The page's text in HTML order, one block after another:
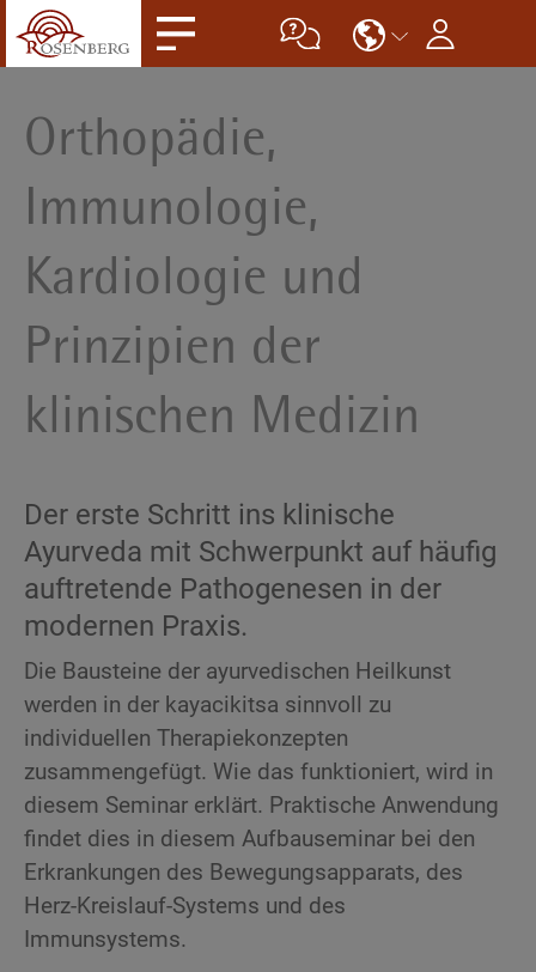
Orthopädie,
Immunologie,
Kardiologie und
Prinzipien der
klinischen Medizin
Der erste Schritt ins klinische
Ayurveda mit Schwerpunkt auf häufig
auftretende Pathogenesen in der
modernen Praxis.
Die Bausteine der ayurvedischen Heilkunst
werden in der kayacikitsa sinnvoll zu
individuellen Therapiekonzepten
zusammengefügt. Wie das funktioniert, wird in
diesem Seminar erklärt. Praktische Anwendung
findet dies in diesem Aufbauseminar bei den
Erkrankungen des Bewegungsapparats, des
Herz-Kreislauf-Systems und des
Immunsystems.